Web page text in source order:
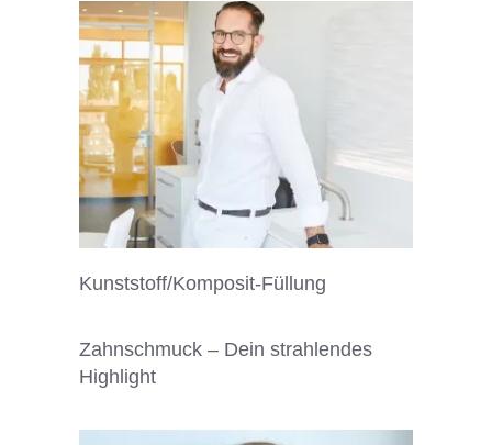
Kunststoff/Komposit-Füllung
Zahnschmuck – Dein strahlendes
Highlight